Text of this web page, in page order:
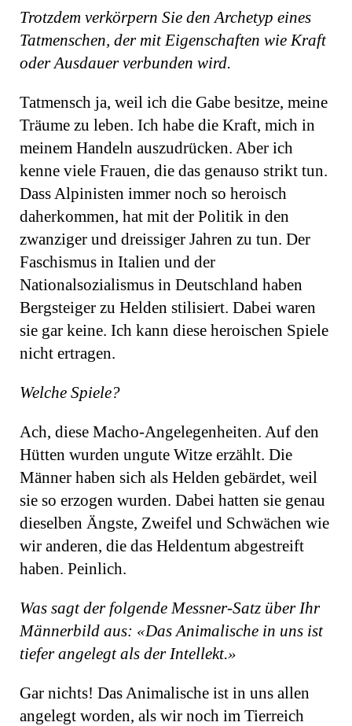
Trotzdem verkörpern Sie den Archetyp eines
Tatmenschen, der mit Eigenschaften wie Kraft
oder Ausdauer verbunden wird.
Tatmensch ja, weil ich die Gabe besitze, meine
Träume zu leben. Ich habe die Kraft, mich in
meinem Handeln auszudrücken. Aber ich
kenne viele Frauen, die das genauso strikt tun.
Dass Alpinisten immer noch so heroisch
daherkommen, hat mit der Politik in den
zwanziger und dreissiger Jahren zu tun. Der
Faschismus in Italien und der
Nationalsozialismus in Deutschland haben
Bergsteiger zu Helden stilisiert. Dabei waren
sie gar keine. Ich kann diese heroischen Spiele
nicht ertragen.
Welche Spiele?
Ach, diese Macho-Angelegenheiten. Auf den
Hütten wurden ungute Witze erzählt. Die
Männer haben sich als Helden gebärdet, weil
sie so erzogen wurden. Dabei hatten sie genau
dieselben Ängste, Zweifel und Schwächen wie
wir anderen, die das Heldentum abgestreift
haben. Peinlich.
Was sagt der folgende Messner-Satz über Ihr
Männerbild aus: «Das Animalische in uns ist
tiefer angelegt als der Intellekt.»
Gar nichts! Das Animalische ist in uns allen
angelegt worden, als wir noch im Tierreich